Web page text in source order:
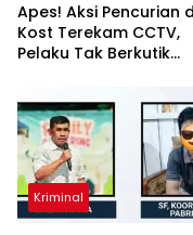
Apes! Aksi Pencurian
Kost Terekam CCTV,
Pelaku Tak Berkutik
Kriminal